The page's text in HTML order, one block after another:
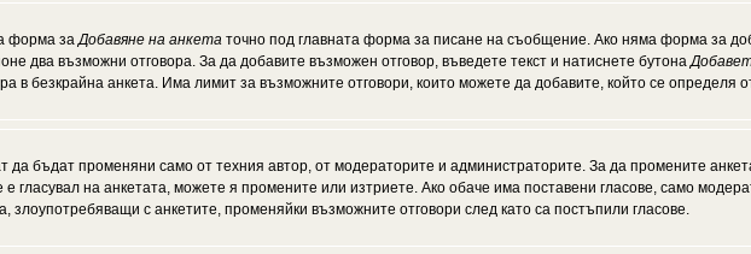
форма заДобавяне на анкета точно под главната форма за писане на съобщение. Ако няма форма за
два възможни отговора. За да добавите възможен отговор, въведете текст и натиснете бутона
в безкрайна анкета. Има лимит за възможните отговори, които можете да добавите, който се определя
бъдат променяни само от техния автор, от модераторите и администраторите. За да промените
гласувал на анкетата, можете я промените или изтриете. Ако обаче има поставени гласове, само
злоупотребяващи с анкетите, променяйки възможните отговори след като са постъпили гласове.